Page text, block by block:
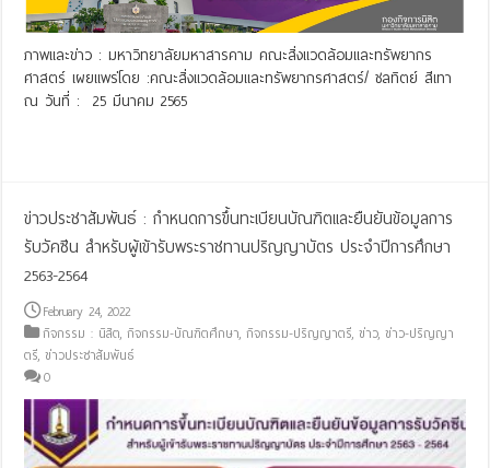
ภาพและข่าว : มหาวิทยาลัยมหาสารคาม คณะสิ่งแวดล้อมและทรัพยากร
ศาสตร์ เผยแพร่โดย :คณะสิ่งแวดล้อมและทรัพยากรศาสตร์/ ชลทิตย์ สีเทา
ณ วันที่ : 25 มีนาคม 2565
ข่าวประชาสัมพันธ์ : กำหนดการขึ้นทะเบียนบัณฑิตและยืนยันข้อมูลการ
รับวัคซีน สำหรับผู้เข้ารับพระราชทานปริญญาบัตร ประจำปีการศึกษา
2563-2564
February 24, 2022
กิจกรรม : นิสิต,กิจกรรม-บัณฑิตศึกษา,กิจกรรม-ปริญญาตรี,ข่าว,ข่าว-ปริญญา
ตรี,ข่าวประชาสัมพันธ์
0